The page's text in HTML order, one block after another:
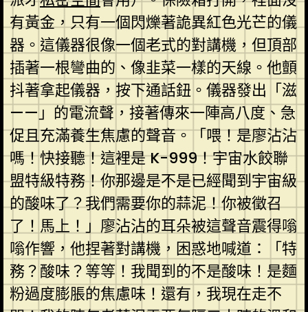
有黃金，只有一個閃爍著詭異紅色光芒的儀
器。這儀器很像一個老式的對講機，但頂部
插著一根彎曲的、像韭菜一樣的天線。他顫
抖著拿起儀器，按下通話鈕。儀器發出「滋
——」的電流聲，接著傳來一陣高八度、急
促且充滿養生焦慮的聲音。「喂！是廖沾沾
嗎！快接聽！這裡是 K-999！宇宙水餃聯
盟特級特務！你那邊是不是已經聞到宇宙級
的酸味了？我們需要你的蒜泥！你被徵召
了！馬上！」廖沾沾的耳朵被這聲音震得嗡
嗡作響，他捏著對講機，困惑地喊道：「特
務？酸味？等等！我聞到的不是酸味！是麵
粉過度膨脹的焦慮味！還有，我現在走不